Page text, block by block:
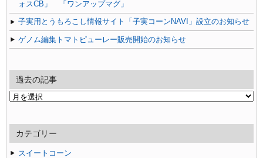
ォスCB」 「ワンアップマグ」
子実用とうもろこし情報サイト「子実コーンNAVI」設立のお知らせ
ゲノム編集トマトピューレー販売開始のお知らせ
過去の記事
過
記
事
カテゴリー
スイートコーン